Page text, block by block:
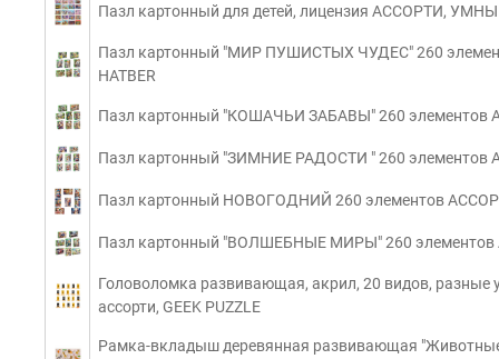
Пазл картонный для детей, лицензия АССОРТИ,
Пазл картонный "МИР ПУШИСТЫХ ЧУДЕС" 260
HATBER
Пазл картонный "КОШАЧЬИ ЗАБАВЫ" 260 элементов
Пазл картонный "ЗИМНИЕ РАДОСТИ " 260 элементов
Пазл картонный НОВОГОДНИЙ 260 элементов
Пазл картонный "ВОЛШЕБНЫЕ МИРЫ" 260 элементов
Головоломка развивающая, акрил, 20 видов, разные
ассорти, GEEK PUZZLE
Рамка-вкладыш деревянная развивающая